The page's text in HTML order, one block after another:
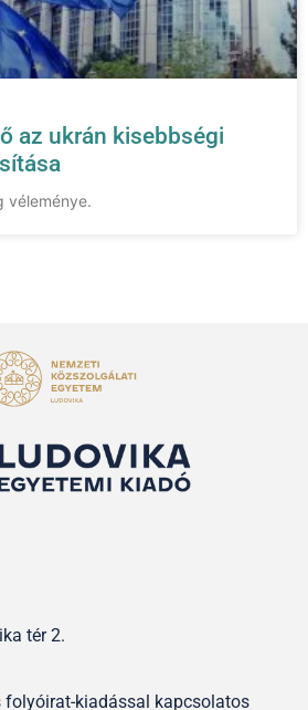
az ukrán kisebbségi
véleménye.
tér 2.
folyóirat-kiadással kapcsolatos